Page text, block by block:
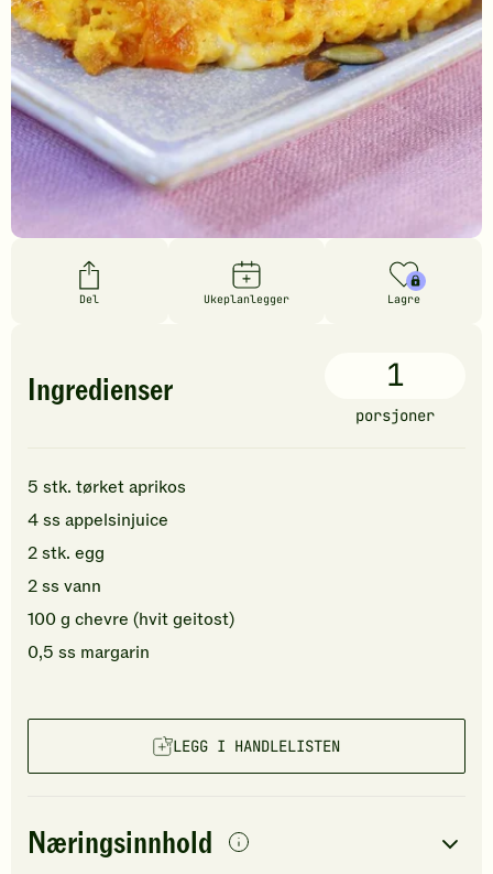
Del Ukeplanlegger Lagre
Ingredienser 1
porsjoner
5 stk. tørket aprikos
4ss appelsinjuice
2stk. egg
2ss vann
100g chevre (hvit geitost)
0,5 ss margarin
LEGG I HANDLELISTEN
Næringsinnhold